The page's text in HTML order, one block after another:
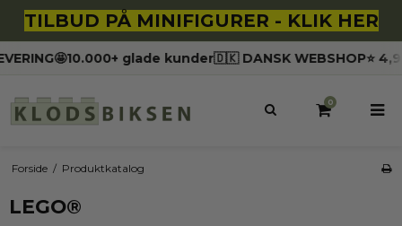
TILBUD PÅ MINIFIGURER - KLIK HER
glade kunder🇩🇰 DANSK WEBSHOP ⭐️ 4,9
0
Forside / Produktkatalog
LEGO®